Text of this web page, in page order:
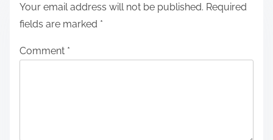
Your email address will not be published. Required
fields are marked *
Comment *